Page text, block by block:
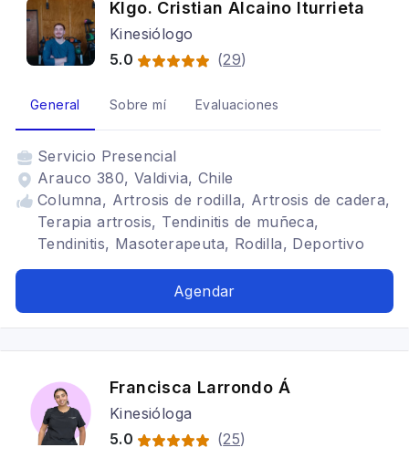
Klgo. Cristian Alcaino Iturrieta
Kinesiólogo
5.0
(29)
General Sobre mí Evaluaciones
Servicio Presencial
Arauco 380, Valdivia, Chile
Columna, Artrosis de rodilla, Artrosis de cadera,
Terapia artrosis, Tendinitis de muñeca,
Tendinitis, Masoterapeuta, Rodilla, Deportivo
Agendar
Francisca Larrondo Á
Kinesióloga
5.0
(25)